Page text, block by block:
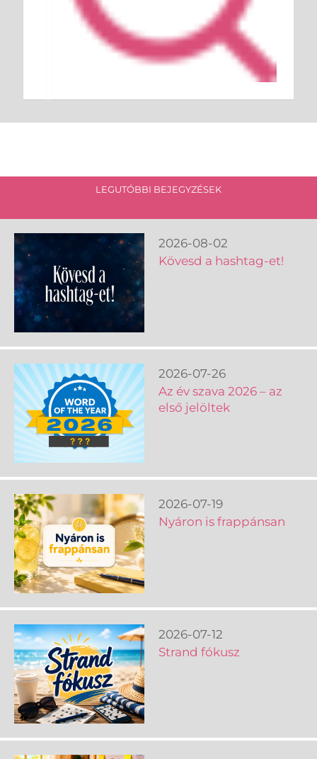
LEGUTÓBBI BEJEGYZÉSEK
2026-08-02
Kövesd a hashtag-et!
2026-07-26
Az év szava 2026 – az
első jelöltek
2026-07-19
Nyáron is frappánsan
2026-07-12
Strand fókusz